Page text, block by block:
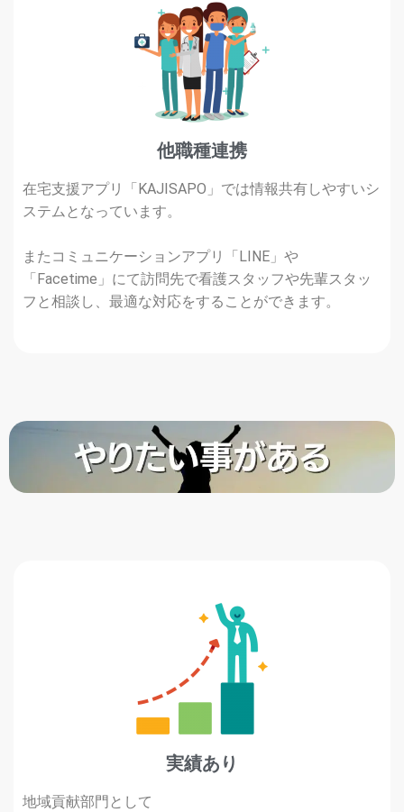
他職種連携
在宅支援アプリ「KAJISAPO」では情報共有しやすいシ
ステムとなっています。
またコミュニケーションアプリ「LINE」や
「Facetime」にて訪問先で看護スタッフや先輩スタッ
フと相談し、最適な対応をすることができます。
実績あり
地域貢献部門として